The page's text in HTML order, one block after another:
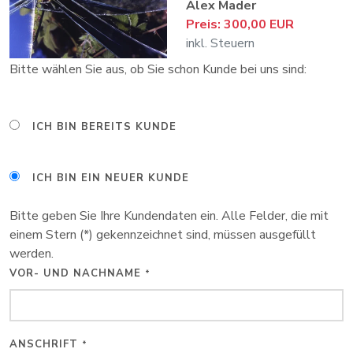
Alex Mader
Preis: 300,00 EUR
inkl. Steuern
Bitte wählen Sie aus, ob Sie schon Kunde bei uns sind:
ICH BIN BEREITS KUNDE
ICH BIN EIN NEUER KUNDE
Bitte geben Sie Ihre Kundendaten ein. Alle Felder, die mit
einem Stern (*) gekennzeichnet sind, müssen ausgefüllt
werden.
VOR- UND NACHNAME *
ANSCHRIFT *